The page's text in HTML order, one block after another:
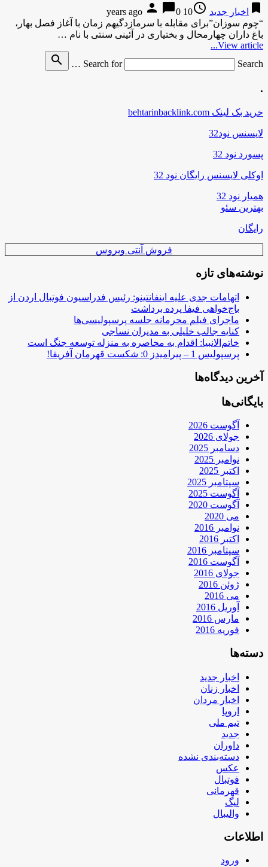
bookmark اخبار جدید access_time
10 years ago
person chat_bubble0
“چوم ‌سوزان”برای مقابله با سرمازدگیهم زمان با آغاز فصل بهار،
باغ داران چهارمحال و بختیاری در آئینی سنتی با نام …
View article...
Search for
Search …
search
.
خرید بک لینک behtarinbacklink.com
لایسنس نود32
پسورد نود 32
اوکلی لایسنس رایگان نود 32
همیار نود 32
بهترین سئو
رایگان
فروش آنتی ویروس
نوشته‌های تازه
اتهامات جدی علیه اینفانتینو: رئیس فدراسیون فوتبال اردن از
باج‌خواهی فیفا پرده برداشت
ماجرای فیلم محرمانه جلسه پرسپولیسی‌ها
کنایه جالب خلیلی به مدیران نساجی
خاتم‌الانبیا: اقدام به محاصره به منزله توسعه جنگ است
پرسپولیس 1 – پیرامیدز 0: شکست قهرمان آفریقا!
آخرین دیدگاه‌ها
بایگانی‌ها
آگوست 2026
جولای 2026
دسامبر 2025
نوامبر 2025
اکتبر 2025
سپتامبر 2025
آگوست 2025
آگوست 2020
می 2020
نوامبر 2016
اکتبر 2016
سپتامبر 2016
آگوست 2016
جولای 2016
ژوئن 2016
می 2016
آوریل 2016
مارس 2016
فوریه 2016
دسته‌ها
اخبار جدید
اخبار زنان
اخبار مردان
اروپا
تیم ملی
جدید
داوران
دسته‌بندی نشده
عکس
فوتبال
قهرمانی
لیگ
والیبال
اطلاعات
ورود